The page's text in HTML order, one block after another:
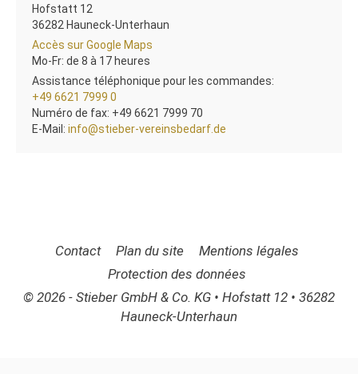
le
plus
fabricant
et
grossiste
d’Allemagne
en
fournitures
Hofstatt 12
36282 Hauneck-Unterhaun
Allemagne,
Hessen
Accès
sur
Google
Maps
Accès sur Google Maps
Heures
d’ouvertureLu-
Ve
Mo-Fr: de 8 à 17 heures
Assistance téléphonique pour les commandes:
+49 6621 7999 0
Numéro de fax: +49 6621 7999 70
E-Mail: info@stieber-vereinsbedarf.de
Contact Plan du site
Mentions légales
Protection des données
© 2026 - Stieber GmbH & Co. KG • Axel
Stieber
Hofstatt 12 • 36282
Hauneck-Unterhaun